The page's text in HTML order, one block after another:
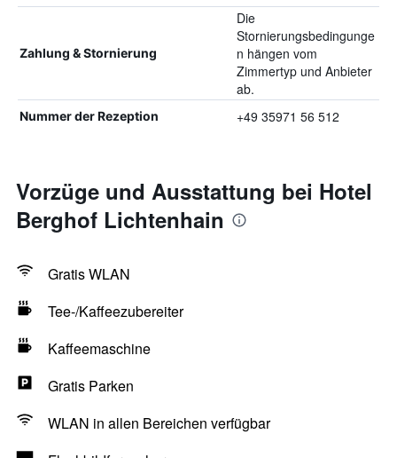
Zahlung & Stornierung
Die
Stornierungsbedingunge
n hängen vom
Zimmertyp und Anbieter
ab.
Nummer der Rezeption +49 35971 56 512
Vorzüge und Ausstattung bei Hotel
Berghof Lichtenhain
Gratis WLAN
Tee-/Kaffeezubereiter
Kaffeemaschine
Gratis Parken
WLAN in allen Bereichen verfügbar